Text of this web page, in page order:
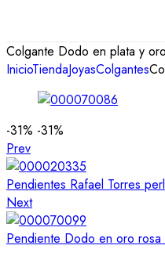
Colgante Dodo en plata y
InicioTiendaJoyasColgantes
-31% -31%
Prev
Pendientes Rafael Torres
Next
Pendiente Dodo en oro rosa